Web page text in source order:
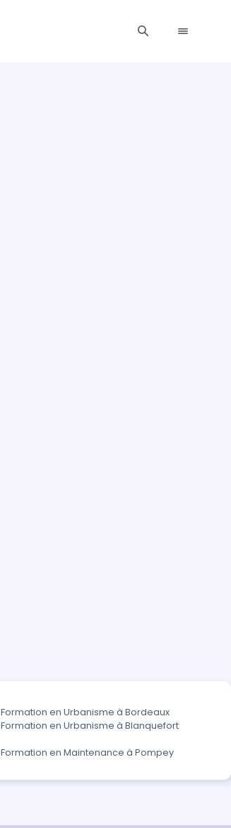
Formation en Urbanisme à Bordeaux
Formation en Urbanisme à Blanquefort
Formation en Maintenance à Pompey